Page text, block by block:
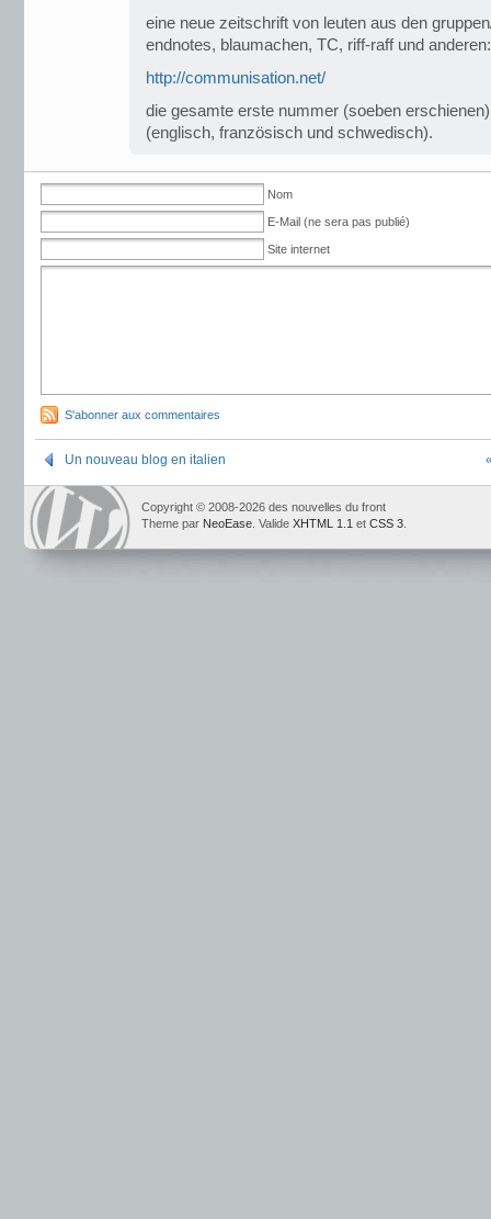
eine neue zeitschrift von leuten aus den
endnotes, blaumachen, TC, riff-raff und anderen:
http://communisation.net/
die gesamte erste nummer (soeben
(englisch, französisch und schwedisch).
Nom
E-Mail (ne sera pas publié)
Site internet
S'abonner aux commentaires
Un nouveau blog en italien
Copyright © 2008-2026 des nouvelles du front
Theme par NeoEase . Valide XHTML 1.1 et CSS 3